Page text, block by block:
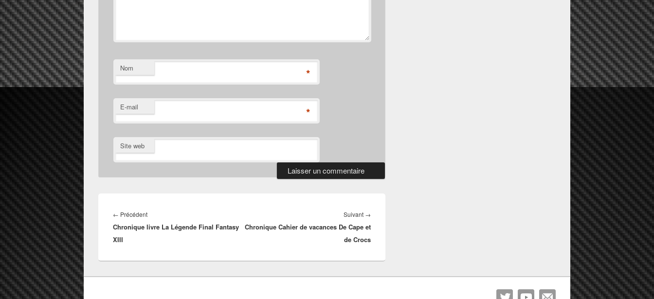
Nom *
E-mail *
Site web
de
l’article
← PrécédentArticle
précédent :
Chronique livre La Légende Final Fantasy
XIII
Suivant →
suivant :
Chronique Cahier de vacances De Cape et
de Crocs